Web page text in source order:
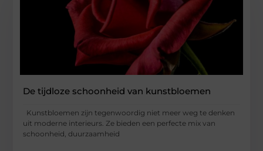
De tijdloze schoonheid van kunstbloemen
Kunstbloemen zijn tegenwoordig niet meer weg te denken
uit moderne interieurs. Ze bieden een perfecte mix van
schoonheid, duurzaamheid